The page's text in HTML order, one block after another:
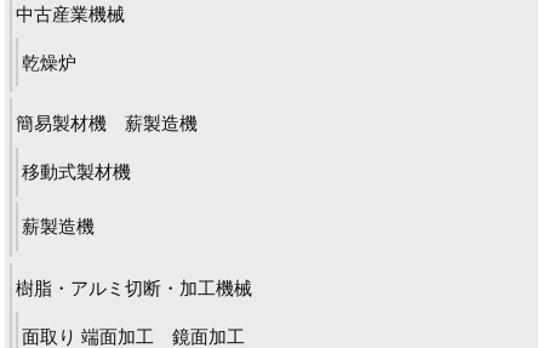
中古産業機械
乾燥炉
簡易製材機 薪製造機
移動式製材機
薪製造機
樹脂・アルミ切断・加工機械
面取り 端面加工 鏡面加工